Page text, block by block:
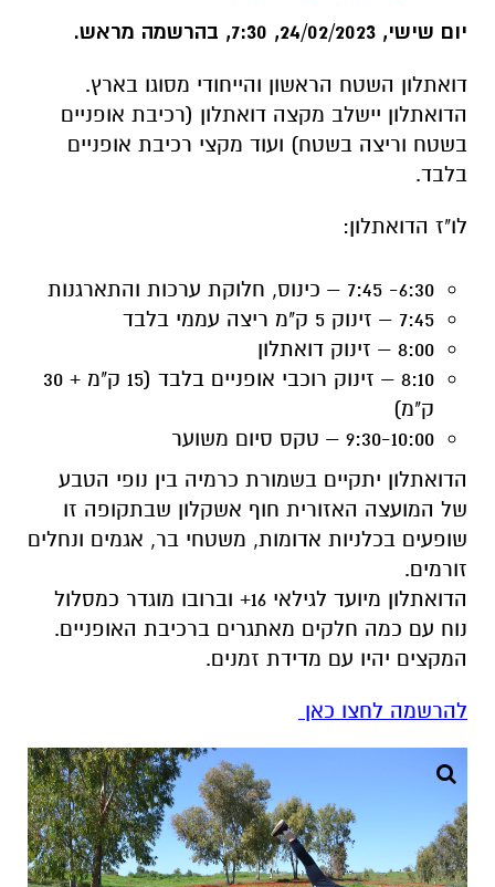
יום שישי, 24/02/2023, 7:30, בהרשמה מראש.
דואתלון השטח הראשון והייחודי מסוגו בארץ.
הדואתלון יישלב מקצה דואתלון (רכיבת אופניים
בשטח וריצה בשטח) ועוד מקצי רכיבת אופניים
בלבד.
לו"ז הדואתלון:
6:30- 7:45 – כינוס, חלוקת ערכות והתארגנות
7:45 – זינוק 5 ק"מ ריצה עממי בלבד
8:00 – זינוק דואתלון
8:10 – זינוק רוכבי אופניים בלבד (15 ק"מ + 30
ק"מ)
9:30-10:00 – טקס סיום משוער
הדואתלון יתקיים בשמורת כרמיה בין נופי הטבע
של המועצה האזורית חוף אשקלון שבתקופה זו
שופעים בכלניות אדומות, משטחי בר, אגמים ונחלים
זורמים.
הדואתלון מיועד לגילאי 16+ וברובו מוגדר כמסלול
נוח עם כמה חלקים מאתגרים ברכיבת האופניים.
המקצים יהיו עם מדידת זמנים.
להרשמה לחצו כאן